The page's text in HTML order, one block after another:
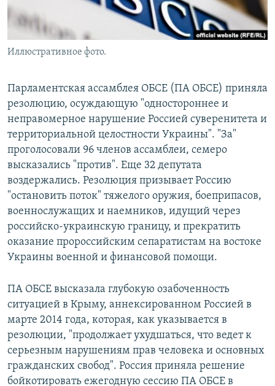
Иллюстративное фото.
Парламентская ассамблея ОБСЕ (ПА ОБСЕ) приняла
резолюцию, осуждающую "одностороннее и
неправомерное нарушение Россией суверенитета и
территориальной целостности Украины". "За"
проголосовали 96 членов ассамблеи, семеро
высказались "против". Еще 32 депутата
воздержались. Резолюция призывает Россию
"остановить поток" тяжелого оружия, боеприпасов,
военнослужащих и наемников, идущий через
российско-украинскую границу, и прекратить
оказание пророссийским сепаратистам на востоке
Украины военной и финансовой помощи.
ПА ОБСЕ высказала глубокую озабоченность
ситуацией в Крыму, аннексированном Россией в
марте 2014 года, которая, как указывается в
резолюции, "продолжает ухудшаться, что ведет к
серьезным нарушениям прав человека и основных
гражданских свобод". Россия приняла решение
бойкотировать ежегодную сессию ПА ОБСЕ в